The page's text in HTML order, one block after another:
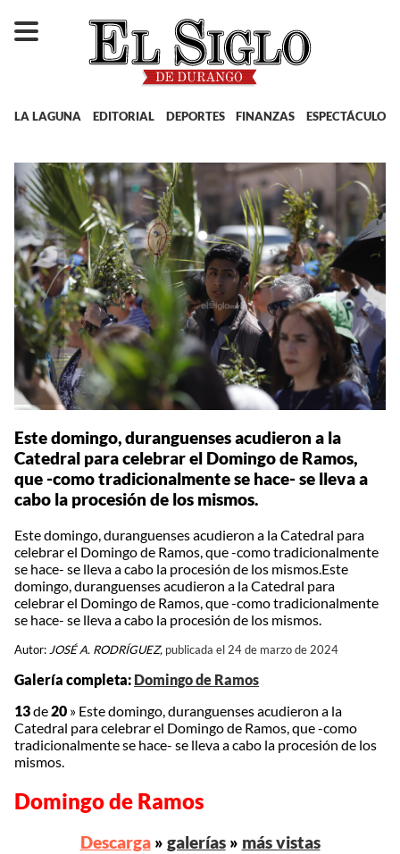
LA LAGUNA EDITORIAL DEPORTES FINANZAS ESPECTÁCULOS
Este domingo, duranguenses acudieron a la
Catedral para celebrar el Domingo de Ramos,
que -como tradicionalmente se hace- se lleva a
cabo la procesión de los mismos.
Este domingo, duranguenses acudieron a la Catedral para
celebrar el Domingo de Ramos, que -como tradicionalmente
se hace- se lleva a cabo la procesión de los mismos.Este
domingo, duranguenses acudieron a la Catedral para
celebrar el Domingo de Ramos, que -como tradicionalmente
se hace- se lleva a cabo la procesión de los mismos.
Autor:JOSÉ A. RODRÍGUEZ, publicada el 24 de marzo de 2024
Galería completa: Domingo de Ramos
13de20 » Este domingo, duranguenses acudieron a la
Catedral para celebrar el Domingo de Ramos, que -como
tradicionalmente se hace- se lleva a cabo la procesión de los
mismos.
Domingo de Ramos
Descarga» galerías» más vistas